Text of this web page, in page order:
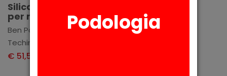
Silicone di addizione
per molteplici usi
Ben Position - 2x50ml
Techim Group
€ 51,50
condensazione
utilizzato per le
costruzioni di
Podologia